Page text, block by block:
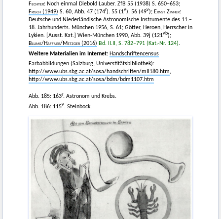
Fechter: Noch einmal Diebold Lauber. ZfB 55 (1938) S. 650–653;
Frisch (1949) S. 60, Abb. 47 (174r). 55 (1v). 56 (49v); Ernst Zinner:
Deutsche und Niederländische Astronomische Instrumente des 11.–
18. Jahrhunderts. München 1956, S. 61; Götter, Heroen, Herrscher in
Lykien. [Ausst. Kat.] Wien-München 1990, Abb. 39j (121vb);
Blume/ Haffner/ Metzger (2016) Bd. II.II, S. 782–791 (Kat.-Nr. 124).
Weitere Materialien im Internet: Handschriftencensus
Farbabbildungen (Salzburg, Universtitätsbibliothek):
http://www.ubs.sbg.ac.at/sosa/handschriften/mII180.htm,
http://www.ubs.sbg.ac.at/sosa/bdm/bdm1107.htm
Abb. 185: 163r. Astronom und Krebs.
Abb. 186: 115v. Steinbock.